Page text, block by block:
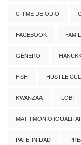
CRIME DE ODIO
FACEBOOK
GÉNERO
HSH HUSTLE
KWANZAA LGBT
MATRIMONIO
PATERNIDAD